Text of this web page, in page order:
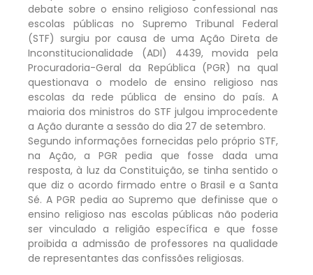
debate sobre o ensino religioso confessional nas
escolas públicas no Supremo Tribunal Federal
(STF) surgiu por causa de uma Ação Direta de
Inconstitucionalidade (ADI) 4439, movida pela
Procuradoria-Geral da República (PGR) na qual
questionava o modelo de ensino religioso nas
escolas da rede pública de ensino do país. A
maioria dos ministros do STF julgou improcedente
a Ação durante a sessão do dia 27 de setembro.
Segundo informações fornecidas pelo próprio STF,
na Ação, a PGR pedia que fosse dada uma
resposta, à luz da Constituição, se tinha sentido o
que diz o acordo firmado entre o Brasil e a Santa
Sé. A PGR pedia ao Supremo que definisse que o
ensino religioso nas escolas públicas não poderia
ser vinculado a religião específica e que fosse
proibida a admissão de professores na qualidade
de representantes das confissões religiosas.